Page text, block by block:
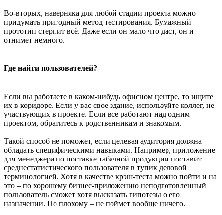
Во-вторых, наверняка для любой стадии проекта можно
придумать пригодный метод тестирования. Бумажный
прототип стерпит всё. Даже если он мало что даст, он и
отнимет немного.
Где найти пользователей?
Если вы работаете в каком-нибудь офисном центре, то ищите
их в коридоре. Если у вас свое здание, используйте коллег, не
участвующих в проекте. Если все работают над одним
проектом, обратитесь к родственникам и знакомым.
Такой способ не поможет, если целевая аудитория должна
обладать специфическими навыками. Например, приложение
для менеджера по поставке табачной продукции поставит
среднестатистического пользователя в тупик деловой
терминологией. Хотя в качестве крэш-теста можно пойти и на
это – по хорошему бизнес-приложению неподготовленный
пользователь сможет хотя высказать гипотезы о его
назначении. По плохому – не поймет вообще ничего.